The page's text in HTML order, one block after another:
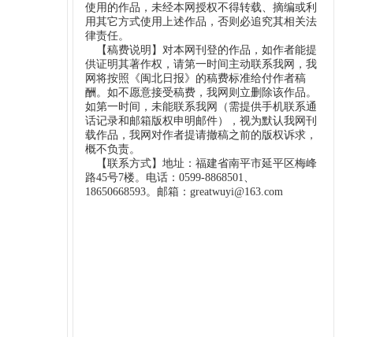
使用的作品，未经本网授权不得转载、摘编或利
用其它方式使用上述作品，否则必追究其相关法
律责任。
【稿费说明】对本网刊登的作品，如作者能提
供证明其著作权，请第一时间主动联系我网，我
网将按照《闽北日报》的稿费标准给付作者稿
酬。如不愿意接受稿费，我网则立删除该作品。
如第一时间，未能联系我网（需提供手机联系通
话记录和邮箱版权申明邮件），视为默认我网刊
载作品，我网对作者提请撤稿之前的版权诉求，
概不负责。
【联系方式】地址：福建省南平市延平区梅峰
路45号7楼。电话：0599-8868501、
18650668593。邮箱：greatwuyi@163.com